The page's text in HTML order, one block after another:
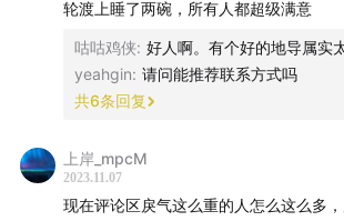
如果你有一档属于自己的播客，并期待获
纪服务，欢迎加入有趣、开放的BB
价值，被更多人看到。欢迎投递节目简
箱：bbpark@ritanbbpark.com
轮渡上睡了两碗，所有人都超级满意
咕咕鸡侠: 好人啊。有个好的地导属实
yeahgin: 请问能推荐联系方式吗
共6条回复
上岸_mpcM
2023.11.07
现在评论区戾气这么重的人怎么这么多